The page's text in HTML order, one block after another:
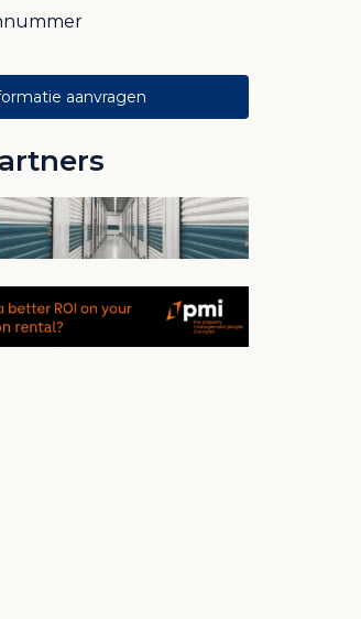
aanvragen